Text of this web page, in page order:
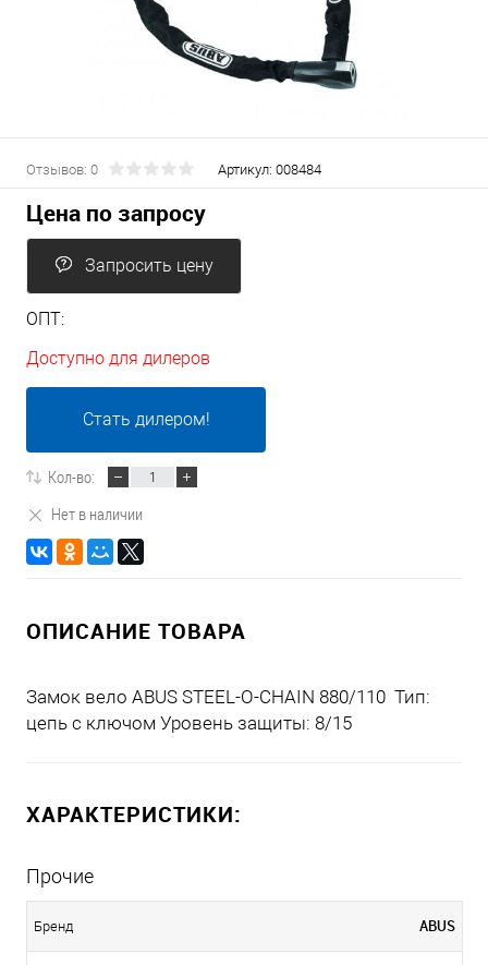
Отзывов: 0 Артикул: 008484
Цена по запросу
Запросить цену
ОПТ:
Доступно для дилеров
Стать дилером!
Кол-во:
Нет в наличии
ОПИСАНИЕ ТОВАРА
Замок вело ABUS STEEL-O-CHAIN 880/110 Тип:
цепь с ключом Уровень защиты: 8/15
ХАРАКТЕРИСТИКИ:
Прочие
Бренд ABUS